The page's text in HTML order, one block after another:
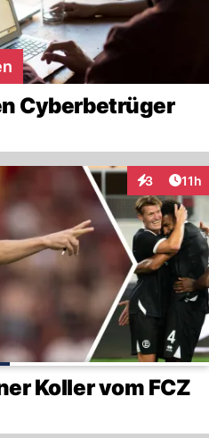
Cyberbetrüger
3 11h
Koller vom FCZ